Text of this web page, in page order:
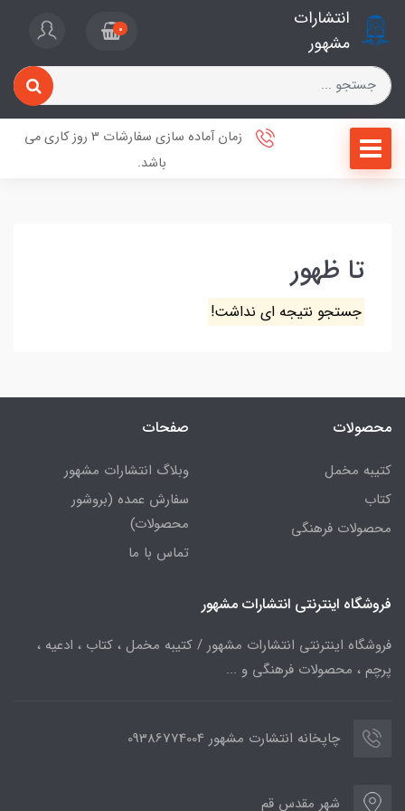
انتشارات
مشهور
0
زمان آماده سازی سفارشات 3 روز کاری می
باشد.
تا ظهور
جستجو نتیجه ای نداشت!
محصولات
کتیبه مخمل
کتاب
محصولات فرهنگی
صفحات
وبلاگ انتشارات مشهور
سفارش عمده (بروشور
محصولات)
تماس با ما
فروشگاه اینترنتی انتشارات مشهور
فروشگاه اینترنتی انتشارات مشهور / کتیبه مخمل ، کتاب ، ادعیه ،
پرچم ، محصولات فرهنگی و ...
چاپخانه انتشارت مشهور 09386774004
شهر مقدس قم